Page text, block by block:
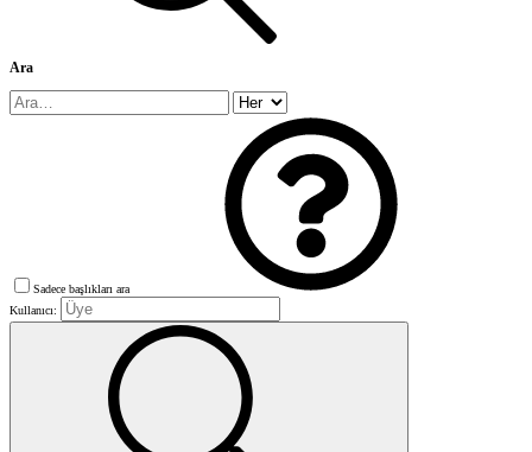
Ara
Sadece başlıkları ara
Kullanıcı: